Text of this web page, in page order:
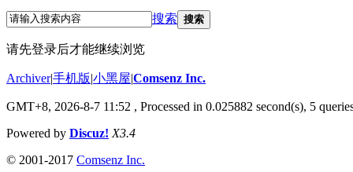
搜索 搜索
请先登录后才能继续浏览
Archiver|手机版|小黑屋|Comsenz Inc.
GMT+8, 2026-8-7 11:52 , Processed in 0.025882 second(s), 5
Powered by Discuz! X3.4
© 2001-2017 Comsenz Inc.